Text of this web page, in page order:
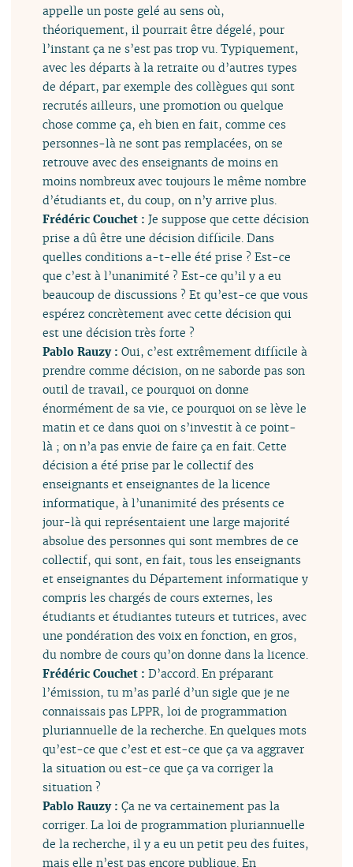
appelle un poste gelé au sens où,
théoriquement, il pourrait être dégelé, pour
l’instant ça ne s’est pas trop vu. Typiquement,
avec les départs à la retraite ou d’autres types
de départ, par exemple des collègues qui sont
recrutés ailleurs, une promotion ou quelque
chose comme ça, eh bien en fait, comme ces
personnes-là ne sont pas remplacées, on se
retrouve avec des enseignants de moins en
moins nombreux avec toujours le même nombre
d’étudiants et, du coup, on n’y arrive plus.
Frédéric Couchet :Je suppose que cette décision
prise a dû être une décision difficile. Dans
quelles conditions a-t-elle été prise ? Est-ce
que c’est à l’unanimité ? Est-ce qu’il y a eu
beaucoup de discussions ? Et qu’est-ce que vous
espérez concrètement avec cette décision qui
est une décision très forte ?
Pablo Rauzy :Oui, c’est extrêmement difficile à
prendre comme décision, on ne saborde pas son
outil de travail, ce pourquoi on donne
énormément de sa vie, ce pourquoi on se lève le
matin et ce dans quoi on s’investit à ce point-
là ; on n’a pas envie de faire ça en fait. Cette
décision a été prise par le collectif des
enseignants et enseignantes de la licence
informatique, à l’unanimité des présents ce
jour-là qui représentaient une large majorité
absolue des personnes qui sont membres de ce
collectif, qui sont, en fait, tous les enseignants
et enseignantes du Département informatique y
compris les chargés de cours externes, les
étudiants et étudiantes tuteurs et tutrices, avec
une pondération des voix en fonction, en gros,
du nombre de cours qu’on donne dans la licence.
Frédéric Couchet :D’accord. En préparant
l’émission, tu m’as parlé d’un sigle que je ne
connaissais pas LPPR, loi de programmation
pluriannuelle de la recherche. En quelques mots
qu’est-ce que c’est et est-ce que ça va aggraver
la situation ou est-ce que ça va corriger la
situation ?
Pablo Rauzy :Ça ne va certainement pas la
corriger. La loi de programmation pluriannuelle
de la recherche, il y a eu un petit peu des fuites,
mais elle n’est pas encore publique. En